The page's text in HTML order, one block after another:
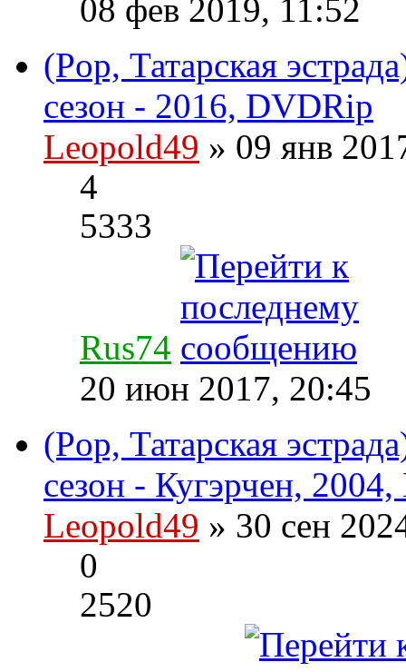
08 фев 2019, 11:52
(Pop, Татарская
сезон - 2016, DVDRip
Leopold49 » 09 янв
4
5333
Rus74
20 июн 2017, 20:45
(Pop, Татарская
сезон - Кугэрчен,
Leopold49 » 30 сен
0
2520